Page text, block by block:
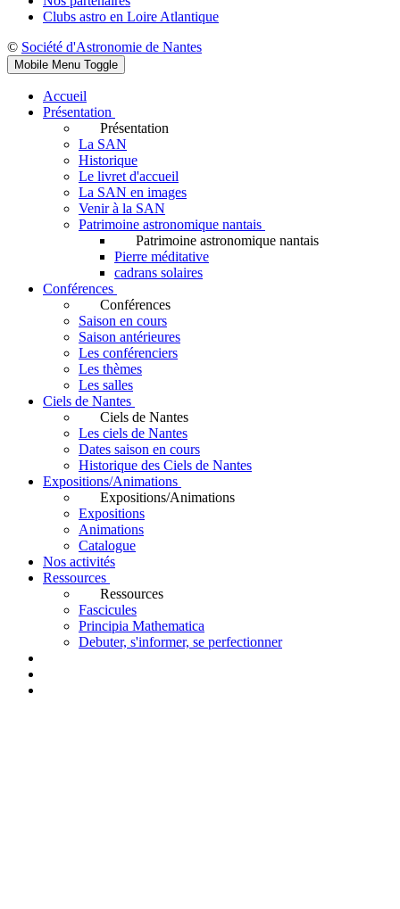
Clubs astro en Loire Atlantique
© Société d'Astronomie de Nantes
Mobile Menu Toggle
Accueil
Présentation
Présentation
La SAN
Historique
Le livret d'accueil
La SAN en images
Venir à la SAN
Patrimoine astronomique nantais
Patrimoine astronomique nantais
Pierre méditative
cadrans solaires
Conférences
Conférences
Saison en cours
Saison antérieures
Les conférenciers
Les thèmes
Les salles
Ciels de Nantes
Ciels de Nantes
Les ciels de Nantes
Dates saison en cours
Historique des Ciels de Nantes
Expositions/Animations
Expositions/Animations
Expositions
Animations
Catalogue
Nos activités
Ressources
Ressources
Fascicules
Principia Mathematica
Debuter, s'informer, se perfectionner